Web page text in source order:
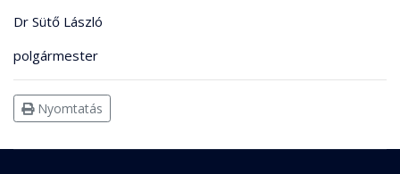
Dr Sütő László
polgármester
Nyomtatás